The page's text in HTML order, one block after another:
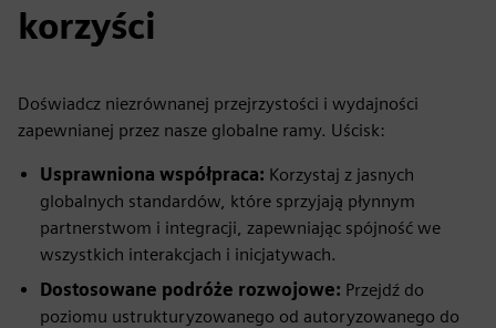
korzyści
Doświadcz niezrównanej przejrzystości i wydajności
zapewnianej przez nasze globalne ramy. Uścisk:
Usprawniona współpraca: Korzystaj z jasnych
globalnych standardów, które sprzyjają płynnym
partnerstwom i integracji, zapewniając spójność we
wszystkich interakcjach i inicjatywach.
Dostosowane podróże rozwojowe: Przejdź do
poziomu ustrukturyzowanego od autoryzowanego do